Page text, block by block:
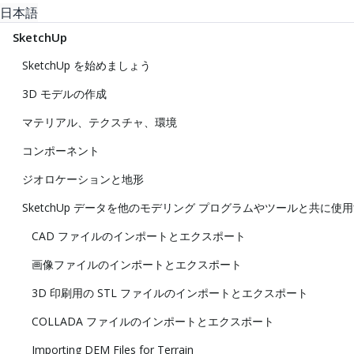
日本語
SketchUp
SketchUp を始めましょう
3D モデルの作成
マテリアル、テクスチャ、環境
コンポーネント
ジオロケーションと地形
SketchUp データを他のモデリング プログラムやツールと共に使
CAD ファイルのインポートとエクスポート
画像ファイルのインポートとエクスポート
3D 印刷用の STL ファイルのインポートとエクスポート
COLLADA ファイルのインポートとエクスポート
Importing DEM Files for Terrain